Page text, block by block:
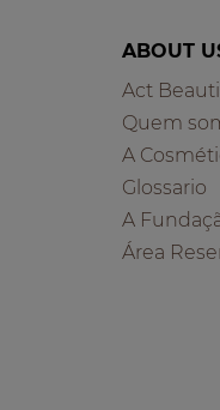
ABOUT
Act
Quem
A
Glossario
A
Área